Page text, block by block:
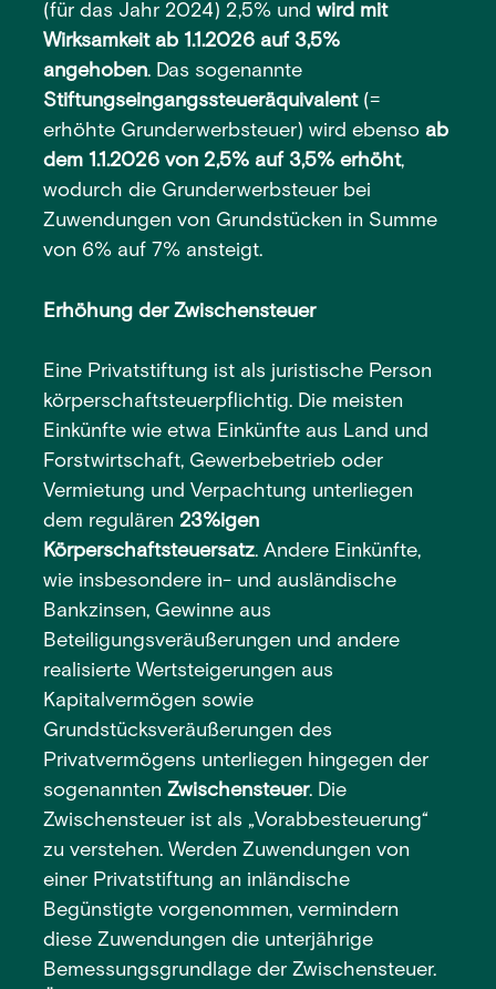
(für das Jahr 2024) 2,5% undwird mit
Wirksamkeit ab 1.1.2026 auf 3,5%
angehoben. Das sogenannte
Stiftungseingangssteueräquivalent(=
erhöhte Grunderwerbsteuer) wird ebenso ab
dem 1.1.2026 von 2,5% auf 3,5% erhöht,
wodurch die Grunderwerbsteuer bei
Zuwendungen von Grundstücken in Summe
von 6% auf 7% ansteigt.
Erhöhung der Zwischensteuer
Eine Privatstiftung ist als juristische Person
körperschaftsteuerpflichtig. Die meisten
Einkünfte wie etwa Einkünfte aus Land und
Forstwirtschaft, Gewerbebetrieb oder
Vermietung und Verpachtung unterliegen
dem regulären 23%igen
Körperschaftsteuersatz. Andere Einkünfte,
wie insbesondere in- und ausländische
Bankzinsen, Gewinne aus
Beteiligungsveräußerungen und andere
realisierte Wertsteigerungen aus
Kapitalvermögen sowie
Grundstücksveräußerungen des
Privatvermögens unterliegen hingegen der
sogenanntenZwischensteuer. Die
Zwischensteuer ist als „Vorabbesteuerung“
zu verstehen. Werden Zuwendungen von
einer Privatstiftung an inländische
Begünstigte vorgenommen, vermindern
diese Zuwendungen die unterjährige
Bemessungsgrundlage der Zwischensteuer.